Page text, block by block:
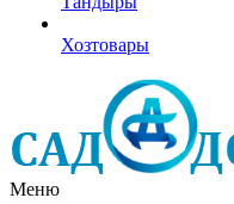
Хозтовары
Меню